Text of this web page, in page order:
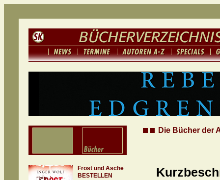
Die Bücher der
Frost und Asche
BESTELLEN